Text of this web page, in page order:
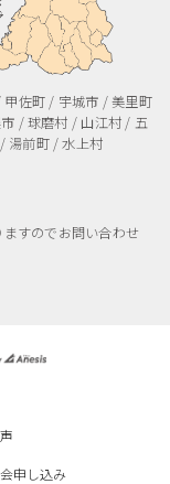
佐町 / 宇城市 / 美里町
/ 球磨村 / 山江村 / 五
湯前町 / 水上村
すのでお問い合わせ
申し込み